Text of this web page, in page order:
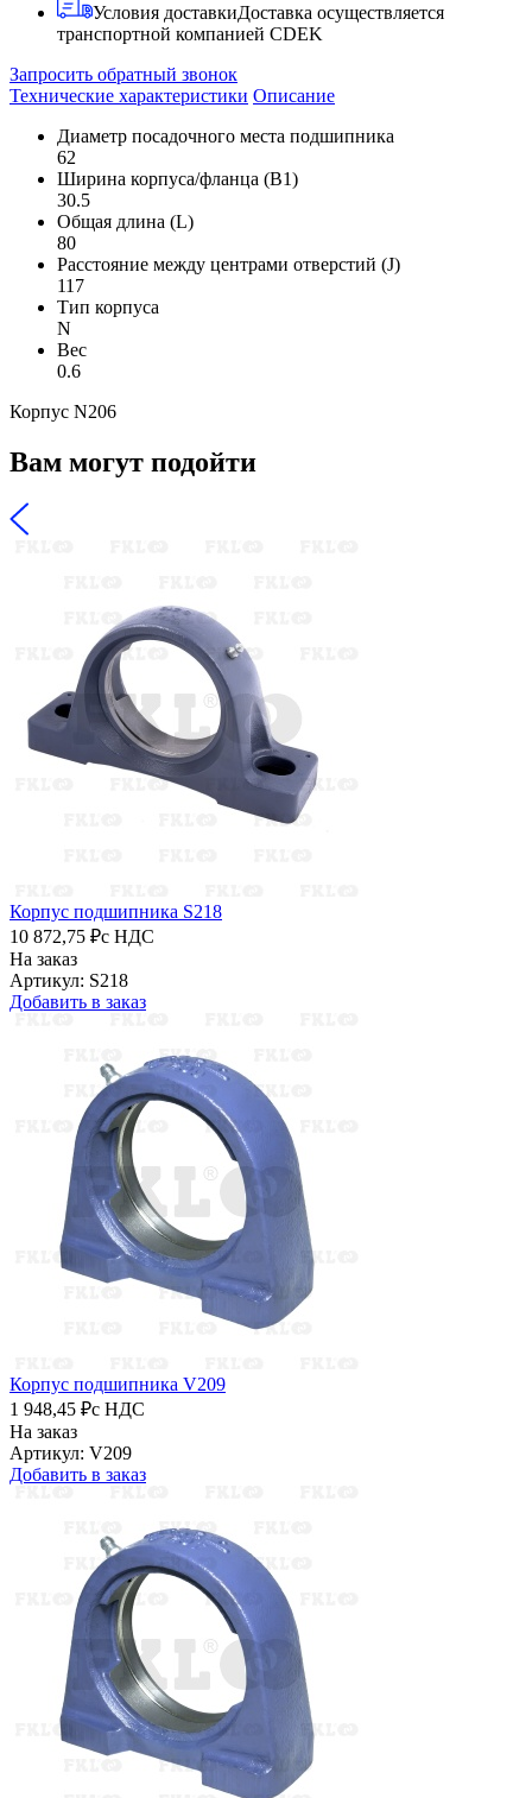
Условия доставкиДоставка осуществляется
транспортной компанией CDEK
Запросить обратный звонок
Технические характеристики Описание
Диаметр посадочного места подшипника
62
Ширина корпуса/фланца (B1)
30.5
Общая длина (L)
80
Расстояние между центрами отверстий (J)
117
Тип корпуса
N
Вес
0.6
Корпус N206
Вам могут подойти
Корпус подшипника S218
10 872,75 ₽с НДС
На заказ
Артикул: S218
Добавить в заказ
Корпус подшипника V209
1 948,45 ₽с НДС
На заказ
Артикул: V209
Добавить в заказ